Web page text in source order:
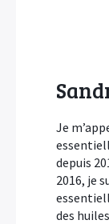
Je
depuis
2016, je
des